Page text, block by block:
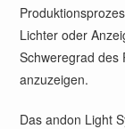
Lichter oder
Schweregrad des
anzuzeigen.
Das andon Light